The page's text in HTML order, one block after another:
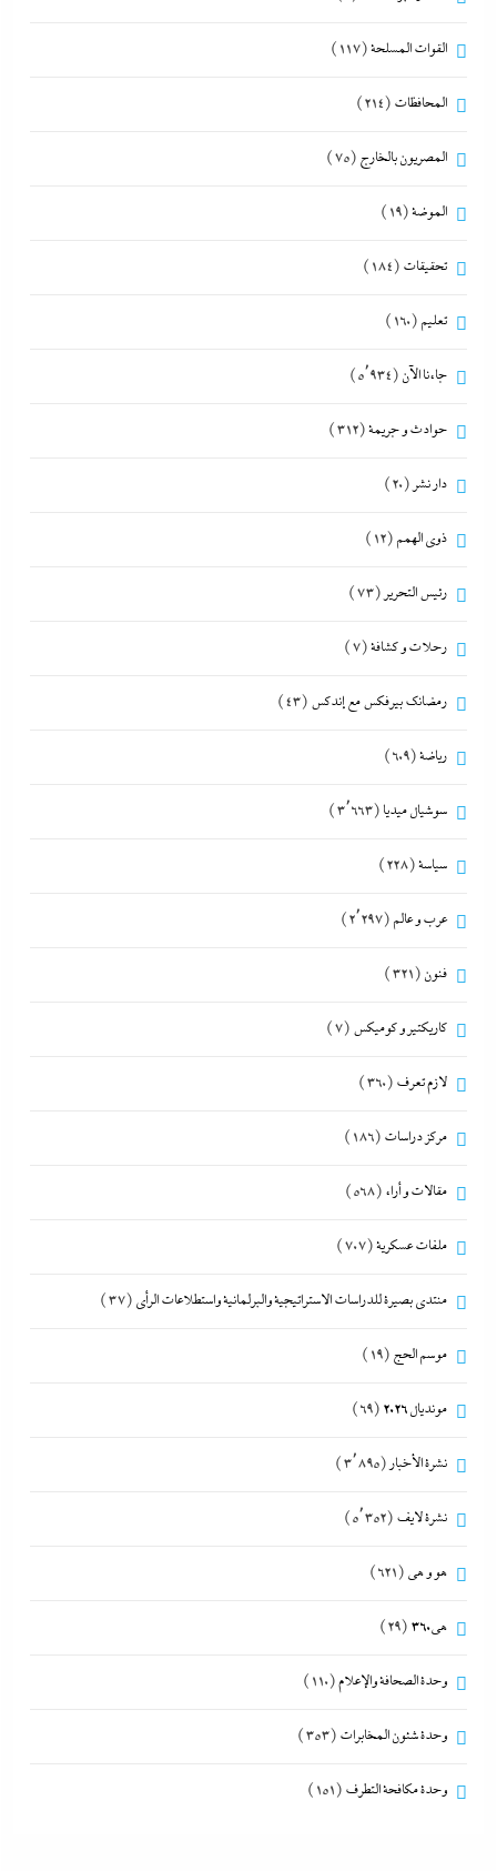
القوات المسلحة(117)
المحافظات (214)
المصريون بالخارج (75)
الموضة(19)
تحقيقات (184)
تعليم (160)
جاءنا الآن (5٬934)
حوادث و جريمة(312)
دار نشر (20)
ذوى الهمم (12)
رئيس التحرير (73)
رحلات و كشافة(7)
رمضانك بيرفكس مع إندكس (43)
رياضة(609)
سوشيال ميديا (3٬663)
سياسة(228)
عرب و عالم (2٬297)
فنون (321)
كاريكتير و كوميكس (7)
لازم تعرف (360)
مركز دراسات (186)
مقالات و أراء (568)
ملفات عسكرية(707)
منتدى بصيرة للدراسات الاستراتيجية والبرلمانية واستطلاعات الرأى (37)
موسم الحج (19)
مونديال 2026 (69)
نشرة الأخبار (3٬895)
نشرة لايف (5٬352)
هو و هي (621)
هى360 (29)
وحدة الصحافة والإعلام(110)
وحدة شئون المخابرات (353)
وحدة مكافحة التطرف (151)